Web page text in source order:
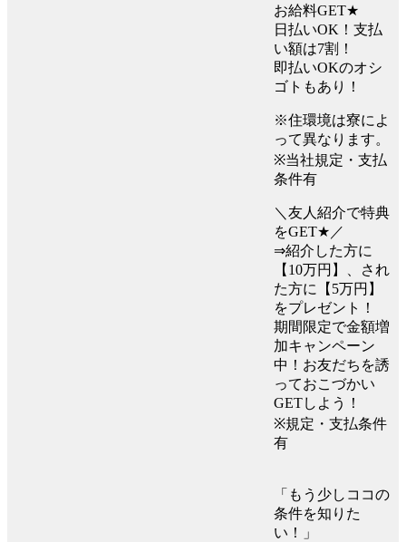
お給料GET★
日払いOK！支払
い額は7割！
即払いOKのオシ
ゴトもあり！
※住環境は寮によ
って異なります。
※当社規定・支払
条件有
＼友人紹介で特典
をGET★／
⇒紹介した方に
【10万円】、され
た方に【5万円】
をプレゼント！
期間限定で金額増
加キャンペーン
中！お友だちを誘
っておこづかい
GETしよう！
※規定・支払条件
有
「もう少しココの
条件を知りた
い！」